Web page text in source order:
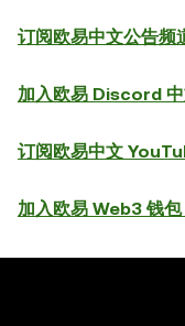
订阅欧易中文公告
加入欧易 Discord 中
订阅欧易中文
加入欧易 Web3 钱包